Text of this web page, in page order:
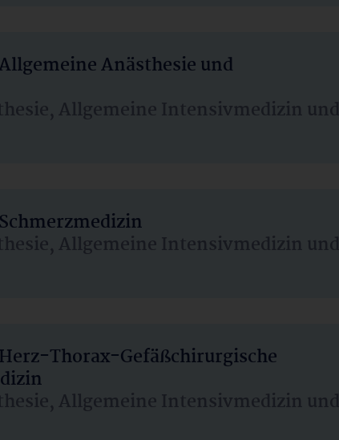
Anästhesie und
Allgemeine Intensivmedizin und
Allgemeine Intensivmedizin und
Thorax-Gefäßchirurgische
Allgemeine Intensivmedizin und